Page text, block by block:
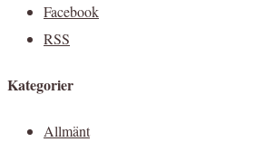
Facebook
RSS
Kategorier
Allmänt